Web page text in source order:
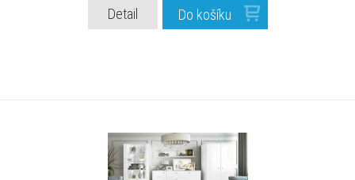
Detail Do košíku